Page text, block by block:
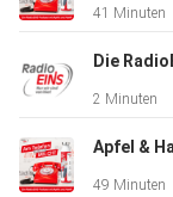
41 Minuten
2 Minuten
49 Minuten